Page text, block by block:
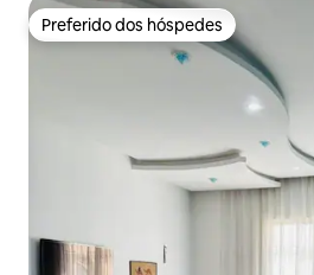
Preferido dos hóspedes
Preferido dos hóspedes